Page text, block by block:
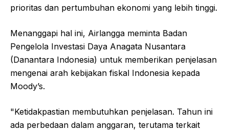
prioritas dan pertumbuhan ekonomi yang lebih tinggi.
Menanggapi hal ini, Airlangga meminta Badan
Pengelola Investasi Daya Anagata Nusantara
(Danantara Indonesia) untuk memberikan penjelasan
mengenai arah kebijakan fiskal Indonesia kepada
Moody’s.
"Ketidakpastian membutuhkan penjelasan. Tahun ini
ada perbedaan dalam anggaran, terutama terkait